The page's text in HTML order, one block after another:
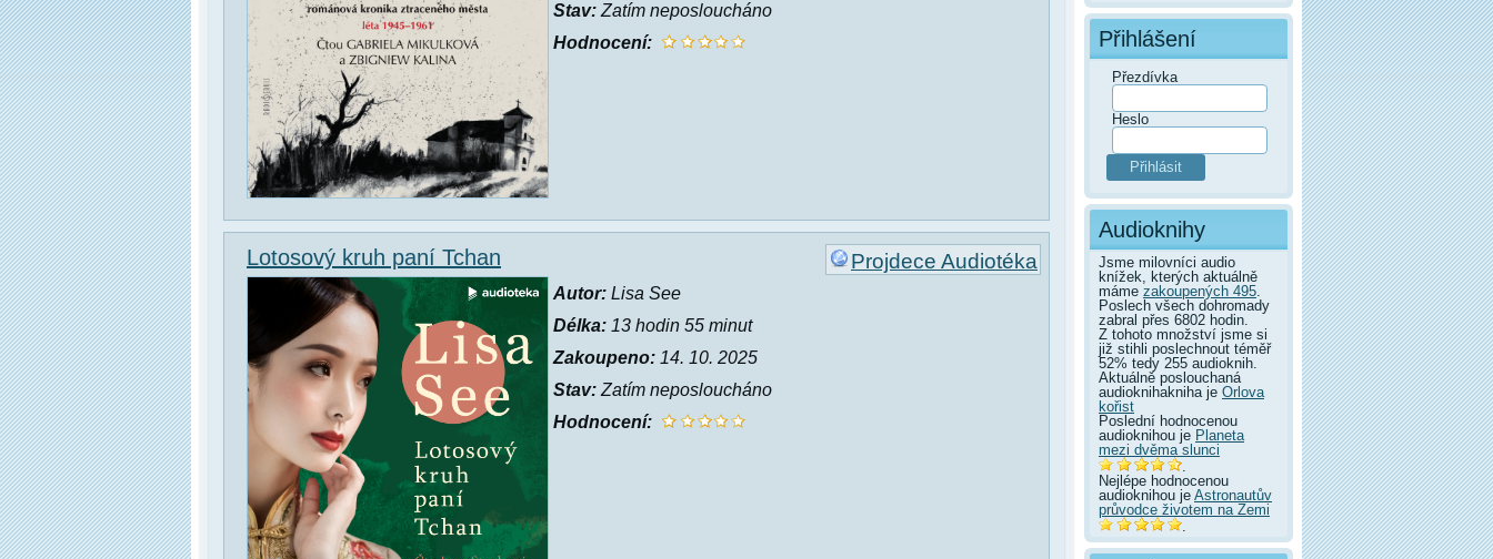
Stav: Zatím neposloucháno
Hodnocení:
Projdece Audiotéka
Lotosový kruh paní Tchan
Autor: Lisa See
Délka: 13 hodin 55 minut
Zakoupeno: 14. 10. 2025
Stav: Zatím neposloucháno
Hodnocení:
Přihlášení
Přezdívka
Heslo
Audioknihy
Jsme milovníci audio
knížek, kterých aktuálně
máme zakoupených 495
Poslech všech dohromady
zabral přes 6802 hodin.
Z tohoto množství jsme si
již stihli poslechnout téměř
52% tedy 255 audioknih.
Aktuálně poslouchaná
audioknihakniha je Orlova
kořist
Poslední hodnocenou
audioknihou je Planeta
mezi dvěma slunci
Nejlépe hodnocenou
audioknihou je Astronautův
průvodce životem na Zemi